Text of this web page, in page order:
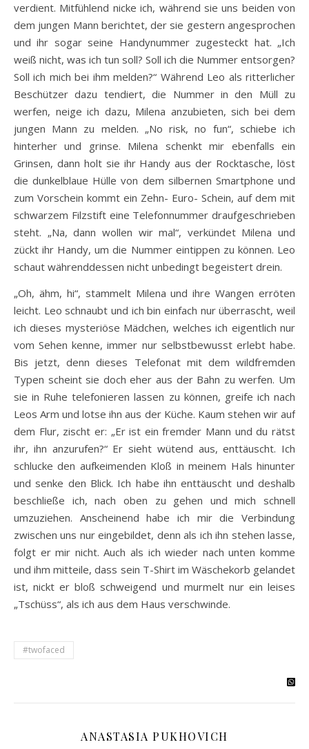
verdient. Mitfühlend nicke ich, während sie uns beiden von
dem jungen Mann berichtet, der sie gestern angesprochen
und ihr sogar seine Handynummer zugesteckt hat. „Ich
weiß nicht, was ich tun soll? Soll ich die Nummer entsorgen?
Soll ich mich bei ihm melden?“ Während Leo als ritterlicher
Beschützer dazu tendiert, die Nummer in den Müll zu
werfen, neige ich dazu, Milena anzubieten, sich bei dem
jungen Mann zu melden. „No risk, no fun“, schiebe ich
hinterher und grinse. Milena schenkt mir ebenfalls ein
Grinsen, dann holt sie ihr Handy aus der Rocktasche, löst
die dunkelblaue Hülle von dem silbernen Smartphone und
zum Vorschein kommt ein Zehn- Euro- Schein, auf dem mit
schwarzem Filzstift eine Telefonnummer draufgeschrieben
steht. „Na, dann wollen wir mal“, verkündet Milena und
zückt ihr Handy, um die Nummer eintippen zu können. Leo
schaut währenddessen nicht unbedingt begeistert drein.
„Oh, ähm, hi“, stammelt Milena und ihre Wangen erröten
leicht. Leo schnaubt und ich bin einfach nur überrascht, weil
ich dieses mysteriöse Mädchen, welches ich eigentlich nur
vom Sehen kenne, immer nur selbstbewusst erlebt habe.
Bis jetzt, denn dieses Telefonat mit dem wildfremden
Typen scheint sie doch eher aus der Bahn zu werfen. Um
sie in Ruhe telefonieren lassen zu können, greife ich nach
Leos Arm und lotse ihn aus der Küche. Kaum stehen wir auf
dem Flur, zischt er: „Er ist ein fremder Mann und du rätst
ihr, ihn anzurufen?“ Er sieht wütend aus, enttäuscht. Ich
schlucke den aufkeimenden Kloß in meinem Hals hinunter
und senke den Blick. Ich habe ihn enttäuscht und deshalb
beschließe ich, nach oben zu gehen und mich schnell
umzuziehen. Anscheinend habe ich mir die Verbindung
zwischen uns nur eingebildet, denn als ich ihn stehen lasse,
folgt er mir nicht. Auch als ich wieder nach unten komme
und ihm mitteile, dass sein T-Shirt im Wäschekorb gelandet
ist, nickt er bloß schweigend und murmelt nur ein leises
„Tschüss“, als ich aus dem Haus verschwinde.
#twofaced
ANASTASIA PUKHOVICH